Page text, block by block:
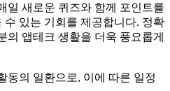
일 새로운 퀴즈와 함께 포인트를
있는 기회를 제공합니다. 정확
의 앱테크 생활을 더욱 풍요롭게
동의 일환으로, 이에 따른 일정